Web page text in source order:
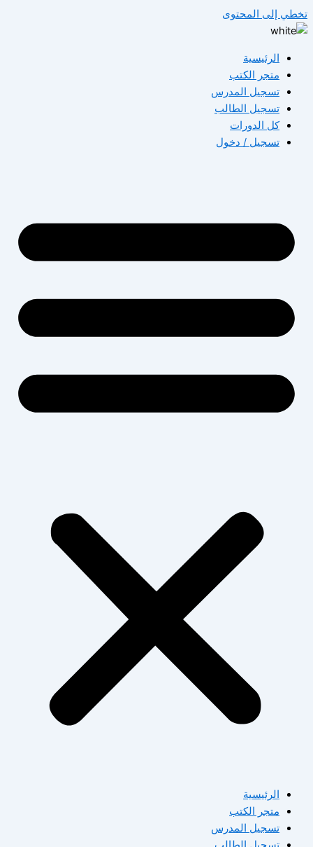
تخطي إلى المحتوى
الرئيسية
متجر الكتب
تسجيل المدرس
تسجيل الطالب
كل الدورات
تسجيل / دخول
الرئيسية
متجر الكتب
تسجيل المدرس